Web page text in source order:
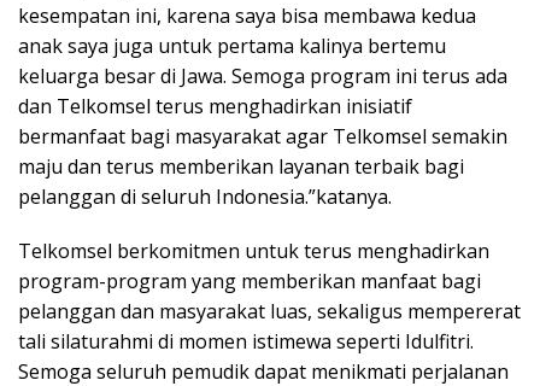
kesempatan ini, karena saya bisa membawa kedua
anak saya juga untuk pertama kalinya bertemu
keluarga besar di Jawa. Semoga program ini terus ada
dan Telkomsel terus menghadirkan inisiatif
bermanfaat bagi masyarakat agar Telkomsel semakin
maju dan terus memberikan layanan terbaik bagi
pelanggan di seluruh Indonesia.”katanya.
Telkomsel berkomitmen untuk terus menghadirkan
program-program yang memberikan manfaat bagi
pelanggan dan masyarakat luas, sekaligus mempererat
tali silaturahmi di momen istimewa seperti Idulfitri.
Semoga seluruh pemudik dapat menikmati perjalanan